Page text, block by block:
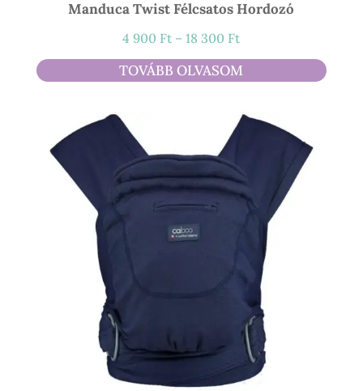
Manduca Twist Félcsatos Hordozó
4 900 Ft – 18 300 FtÁrtartomány:
4
900 Ft
TOVÁBB OLVASOM